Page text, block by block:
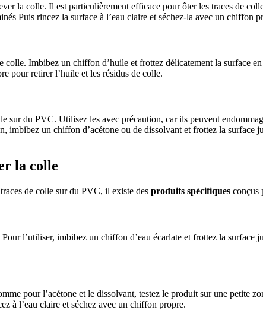
la colle. Il est particulièrement efficace pour ôter les traces de
Puis rincez la surface à l’eau claire et séchez-la avec un chiffon
colle. Imbibez un chiffon d’huile et frottez délicatement la surface
pour retirer l’huile et les résidus de colle.
sur du PVC. Utilisez les avec précaution, car ils peuvent
imbibez un chiffon d’acétone ou de dissolvant et frottez la surface
la colle
de colle sur du PVC, il existe des produits spécifiques conçus
l’utiliser, imbibez un chiffon d’eau écarlate et frottez la surface
pour l’acétone et le dissolvant, testez le produit sur une petite
à l’eau claire et séchez avec un chiffon propre.